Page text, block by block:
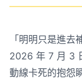
「明明只是進去
2026 年 7 月 3
動線卡死的抱怨